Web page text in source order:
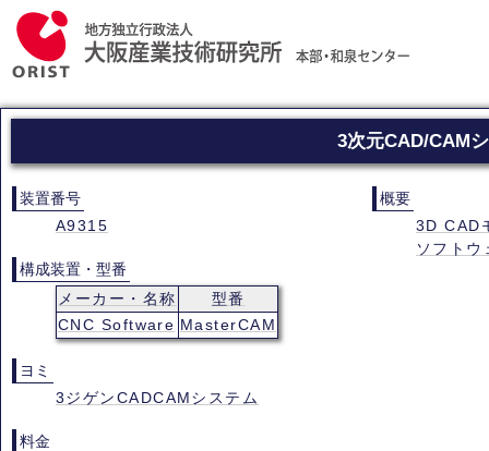
3次元CAD/CAM
装置番号
A9315
構成装置・型番
メーカー・名称
型番
CNC Software MasterCAM
ヨミ
3ジゲンCADCAMシステム
料金
概要
3D CAD
ソフトウ